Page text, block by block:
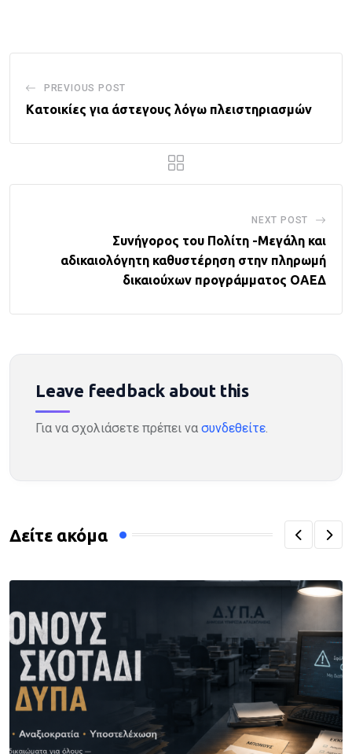
PREVIOUS POST
Kατοικίες για άστεγους λόγω πλειστηριασμών
NEXT POST
Συνήγορος του Πολίτη -Μεγάλη και
αδικαιολόγητη καθυστέρηση στην πληρωμή
δικαιούχων προγράμματος ΟΑΕΔ
Leave feedback about this
Για να σχολιάσετε πρέπει να συνδεθείτε.
Δείτε ακόμα